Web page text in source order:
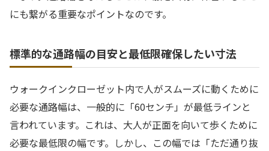
にも繋がる重要なポイントなのです。
標準的な通路幅の目安と最低限確保したい寸法
ウォークインクローゼット内で人がスムーズに動くために
必要な通路幅は、一般的に「60センチ」が最低ラインと
言われています。これは、大人が正面を向いて歩くために
必要な最低限の幅です。しかし、この幅では「ただ通り抜